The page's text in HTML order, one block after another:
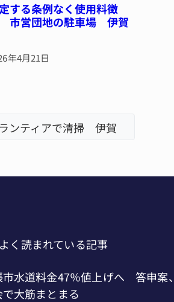
する条例なく使用料徴
市営団地の駐車場 伊賀
年4月21日
ンティアで清掃 伊賀
く読まれている記事